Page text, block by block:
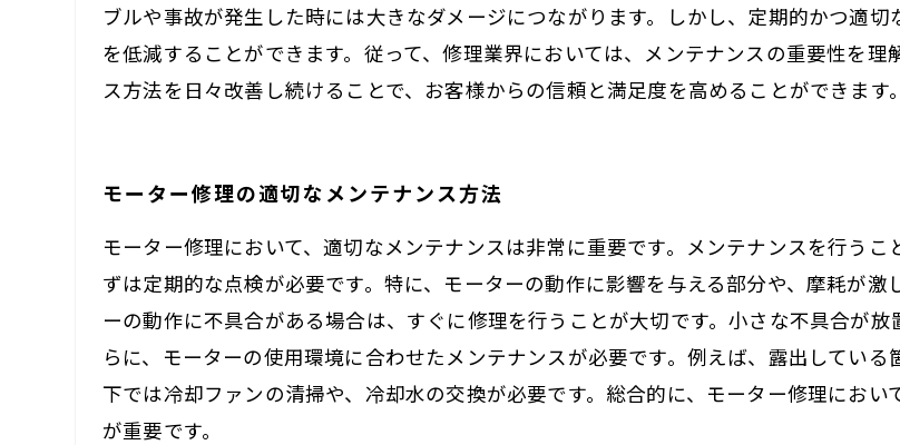
ブルや事故が発生した時には大きなダメージにつながります。しかし、定期的かつ適
を低減することができます。従って、修理業界においては、メンテナンスの重要性を
ス方法を日々改善し続けることで、お客様からの信頼と満足度を高めることができます。
モーター修理の適切なメンテナンス方法
モーター修理において、適切なメンテナンスは非常に重要です。メンテナンスを行う
ずは定期的な点検が必要です。特に、モーターの動作に影響を与える部分や、摩耗が
ーの動作に不具合がある場合は、すぐに修理を行うことが大切です。小さな不具合が
らに、モーターの使用環境に合わせたメンテナンスが必要です。例えば、露出してい
下では冷却ファンの清掃や、冷却水の交換が必要です。総合的に、モーター修理にお
が重要です。